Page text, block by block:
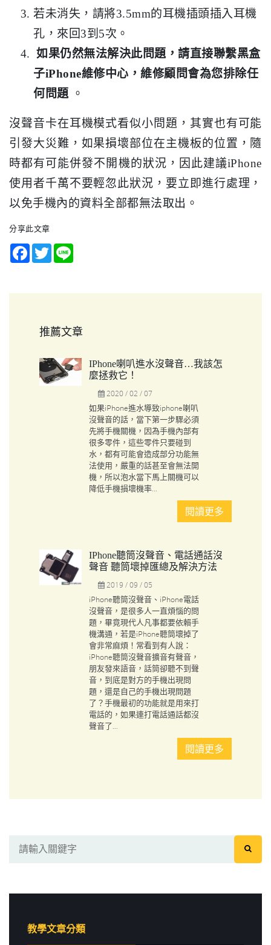
若未消失，請將3.5mm的耳機插頭插入耳機
孔，來回3到5次。
如果仍然無法解決此問題，請直接聯繫黑盒
子iPhone維修中心，維修顧問會為您排除任
何問題 。
沒聲音卡在耳機模式看似小問題，其實也有可能
引發大災難，如果損壞部位在主機板的位置，隨
時都有可能併發不開機的狀況，因此建議iPhone
使用者千萬不要輕忽此狀況，要立即進行處理，
以免手機內的資料全部都無法取出。
分享此文章
Facebook
Twitter
推薦文章
IPhone喇叭進水沒聲音…我該怎
麼拯救它！
2020 / 02 / 07
如果iPhone進水導致iphone喇叭
沒聲音的話，當下第一步驟必須
先將手機關機，因為手機內部有
很多零件，這些零件只要碰到
水，都有可能會造成部分功能無
法使用，嚴重的話甚至會無法開
機，所以泡水當下馬上關機可以
降低手機損壞機率...
閱讀更多
IPhone聽筒沒聲音、電話通話沒
聲音 聽筒壞掉匯總及解決方法
2019 / 09 / 05
iPhone聽筒沒聲音、iPhone電話
沒聲音，是很多人一直煩惱的問
題，畢竟現代人凡事都要依賴手
機溝通，若是iPhone聽筒壞掉了
會非常麻煩！常看到有人說：
iPhone聽筒沒聲音擴音有聲音，
朋友發來語音，話筒卻聽不到聲
音，到底是對方的手機出現問
題，還是自己的手機出現問題
了？手機最初的功能就是用來打
電話的，如果連打電話通話都沒
聲音了...
閱讀更多
教學文章分類